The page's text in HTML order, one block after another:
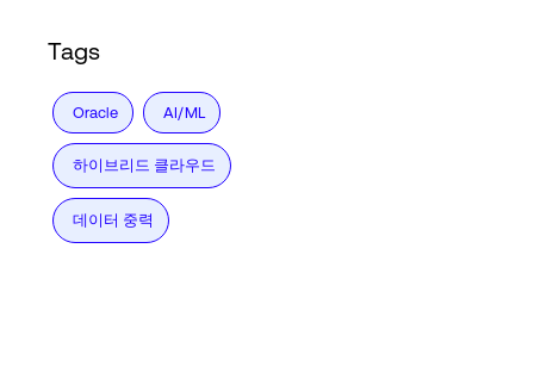
Tags
Oracle AI/ML
하이브리드 클라우드
데이터 중력